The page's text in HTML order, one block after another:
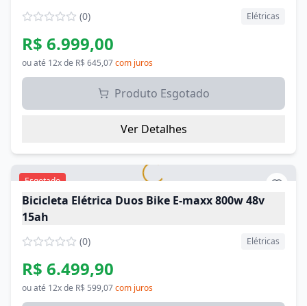
(0) Elétricas
R$ 6.999,00
ou até 12x de R$ 645,07com juros
Produto Esgotado
Ver Detalhes
Esgotado
Bicicleta Elétrica Duos Bike E-maxx 800w 48v
15ah
(0) Elétricas
R$ 6.499,90
ou até 12x de R$ 599,07com juros